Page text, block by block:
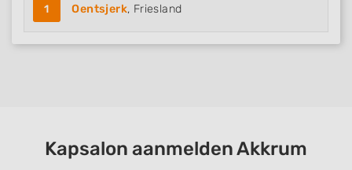
1 Oentsjerk, Friesland
Kapsalon aanmelden Akkrum